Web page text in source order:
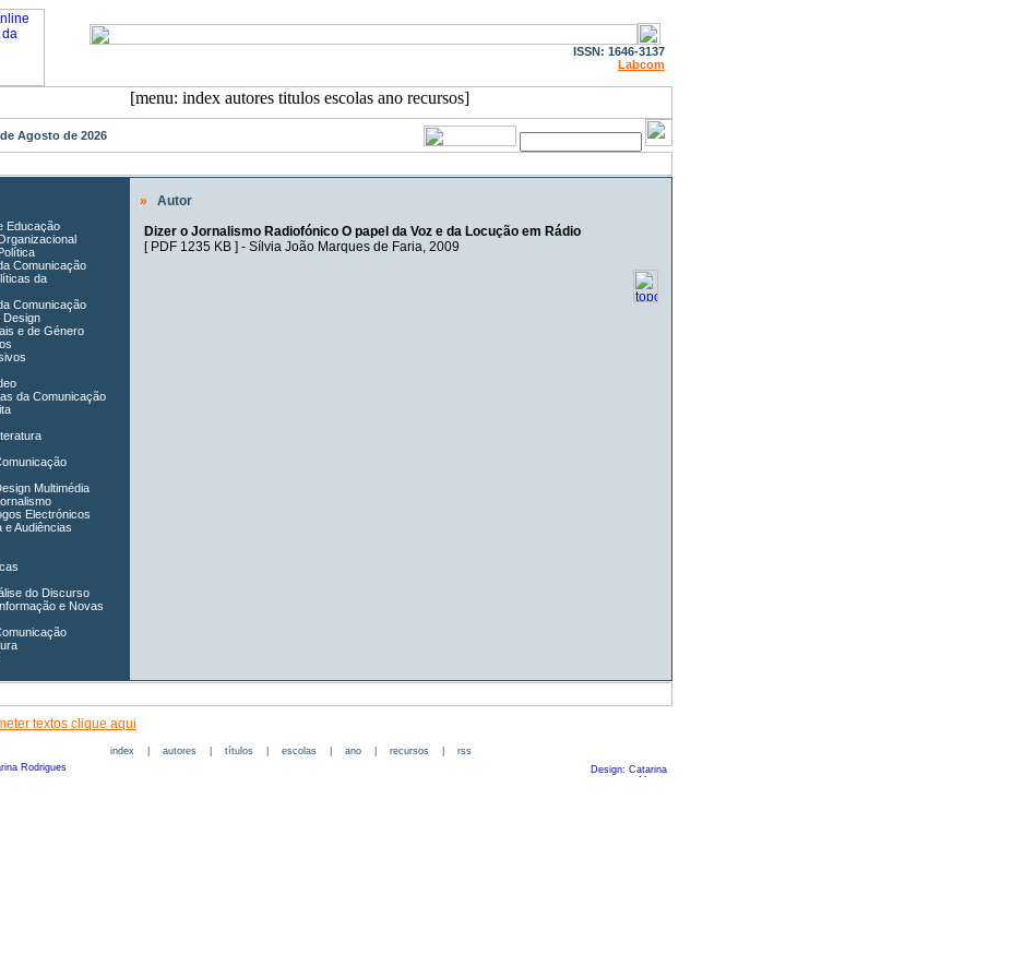
ISSN: 1646-3137
Labcom
Agosto de 2026
Educação
Comunicação
da
Comunicação
Design
e de Género
da Comunicação
Multimédia
Electrónicos
e Audiências
do Discurso
e Novas
»
Autor
Dizer o Jornalismo Radiofónico O papel da Voz e da Locução em Rádio
[ PDF 1235 KB] - Sílvia João Marques de Faria, 2009
textos clique aqui
index| autores| títulos| escolas| ano| recursos| rss